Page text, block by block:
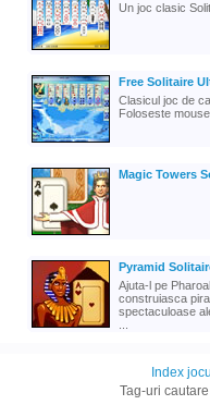
Un joc clasic
Free Solitaire
Clasicul joc de
Foloseste
Magic Towers
Pyramid
Ajuta-l pe
construiasca
spectaculoase
Index
Tag-uri